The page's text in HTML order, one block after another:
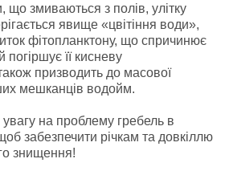
змиваються з полів, улітку
явище «цвітіння води»,
фітопланктону, що спричинює
погіршує її кисневу
призводить до масової
мешканців водойм.
на проблему гребель в
щоб забезпечити річкам та довкіллю
знищення!